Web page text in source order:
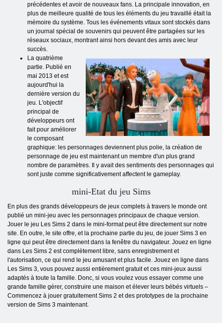
précédentes et avoir de nouveaux fans. La principale innovation, en
plus de meilleure qualité de tous les éléments du jeu travaillé était la
mémoire du système. Tous les événements vitaux sont stockés dans
un journal spécial de souvenirs qui peuvent être partagées sur les
réseaux sociaux, montrant ainsi hors devant des amis avec leur
succès.
La quatrième
partie. Publié en
mai 2013 et est
aujourd'hui la
dernière version du
jeu. L'objectif
principal de
développeurs ont
fait pour améliorer
le composant
graphique: les personnages deviennent plus polie, la création de
personnage de jeu est maintenant un membre d'un plus grand
nombre de paramètres. Il y avait des sentiments des personnages qui
sont juste comme significativement affectent le gameplay.
mini-Etat du jeu Sims
En plus des grands développeurs de jeux complets à travers le monde ont
publié un mini-jeu avec les personnages principaux de chaque version.
Jouer le jeu Les Sims 2 dans le mini-format peut être directement sur notre
site. En outre, le site offre, et la prochaine partie du jeu, de jouer Sims 3 en
ligne qui peut être directement dans la fenêtre du navigateur. Jouez en ligne
dans Les Sims 2 est complètement libre, sans enregistrement et
l'autorisation, ce qui rend le jeu amusant et plus facile. Jouez en ligne dans
Les Sims 3, vous pouvez aussi entièrement gratuit et ces mini-jeux aussi
adaptés à toute la famille. Donc, si vous voulez vous essayer comme une
grande famille gérer, construire une maison et élever leurs bébés virtuels –
Commencez à jouer gratuitement Sims 2 et des prototypes de la prochaine
version de Sims 3 maintenant.